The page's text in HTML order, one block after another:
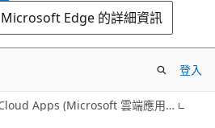
Edge 的詳細資訊
登入
Microsoft Defender for Cloud Apps (Microsoft 雲端應用程式防護)